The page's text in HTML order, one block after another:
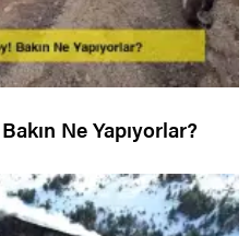
Ne Yapıyorlar?